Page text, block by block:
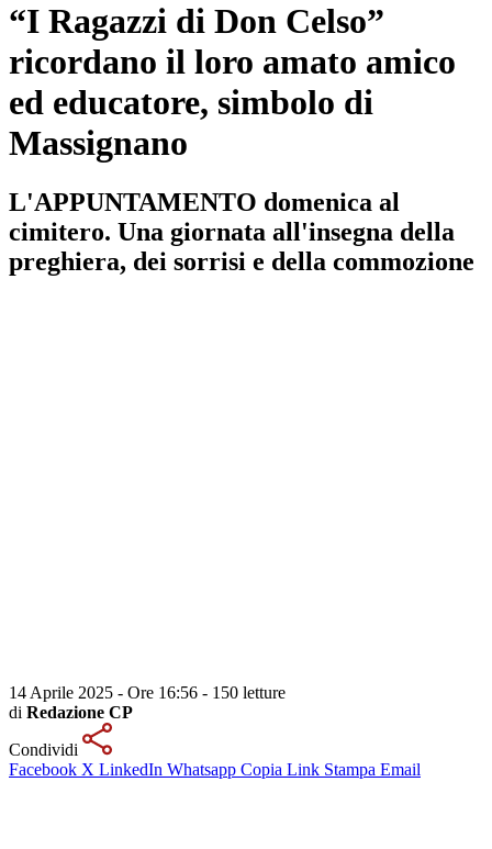
“I Ragazzi di Don Celso”
ricordano il loro amato amico
ed educatore, simbolo di
Massignano
L'APPUNTAMENTO domenica al
cimitero. Una giornata all'insegna della
preghiera, dei sorrisi e della commozione
14 Aprile 2025 - Ore 16:56 - 150 letture
di Redazione CP
Condividi
Facebook X LinkedIn Whatsapp Copia Link Stampa Email